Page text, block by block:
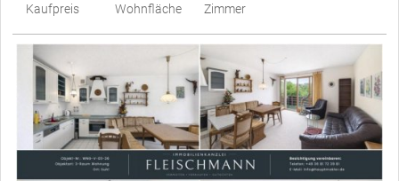
Kaufpreis
Wohnfläche
Zimmer